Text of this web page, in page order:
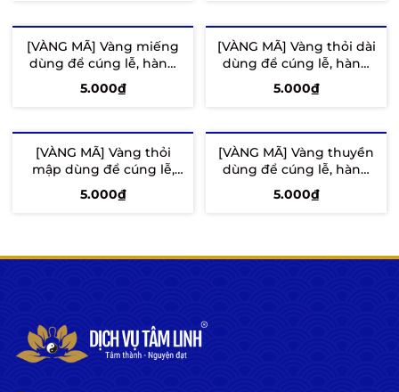
[VÀNG MÃ] Vàng miếng
dùng để cúng lễ, hàng
đẹp
5.000₫
[VÀNG MÃ] Vàng thỏi dài
dùng để cúng lễ, hàng
đẹp. Một gói 10 thỏi
5.000₫
[VÀNG MÃ] Vàng thỏi
mập dùng để cúng lễ,
hàng đẹp. Một gói 10
thỏi
5.000₫
[VÀNG MÃ] Vàng thuyền
dùng để cúng lễ, hàng
đẹp. Một gói 10 thỏi
5.000₫